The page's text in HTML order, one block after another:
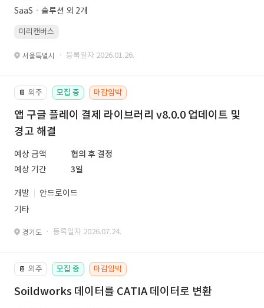
SaaSㆍ솔루션 외 2개
미리캔버스
서울특별시 · 등록일자 2026.01.26.
📔 외주 모집 중 마감임박
앱 구글 플레이 결제 라이브러리 v8.0.0 업데이트 및
경고 해결
예상 금액
협의 후 결정
예상 기간
3일
개발
안드로이드
기타
경기도 · 등록일자 2026.07.24.
📔 외주 모집 중 마감임박
Soildworks 데이터를 CATIA 데이터로 변환